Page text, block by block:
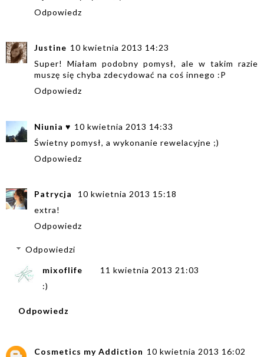
Odpowiedz
Justine 10 kwietnia 2013 14:23
Super! Miałam podobny pomysł, ale w takim razie
muszę się chyba zdecydować na coś innego :P
Odpowiedz
Niunia ♥ 10 kwietnia 2013 14:33
Świetny pomysł, a wykonanie rewelacyjne ;)
Odpowiedz
Patrycja
10 kwietnia 2013 15:18
extra!
Odpowiedz
Odpowiedzi
mixoflife
11 kwietnia 2013 21:03
:)
Odpowiedz
Cosmetics my Addiction 10 kwietnia 2013 16:02